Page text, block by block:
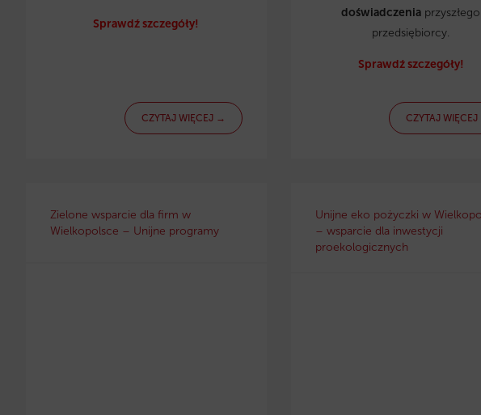
Sprawdź szczegóły!
CZYTAJ WIĘCEJ →
doświadczenia przyszłego
przedsiębiorcy.
Sprawdź szczegóły!
CZYTAJ
Zielone wsparcie dla firm w
Wielkopolsce – Unijne programy
Unijne eko pożyczki w
– wsparcie dla inwestycji
proekologicznych